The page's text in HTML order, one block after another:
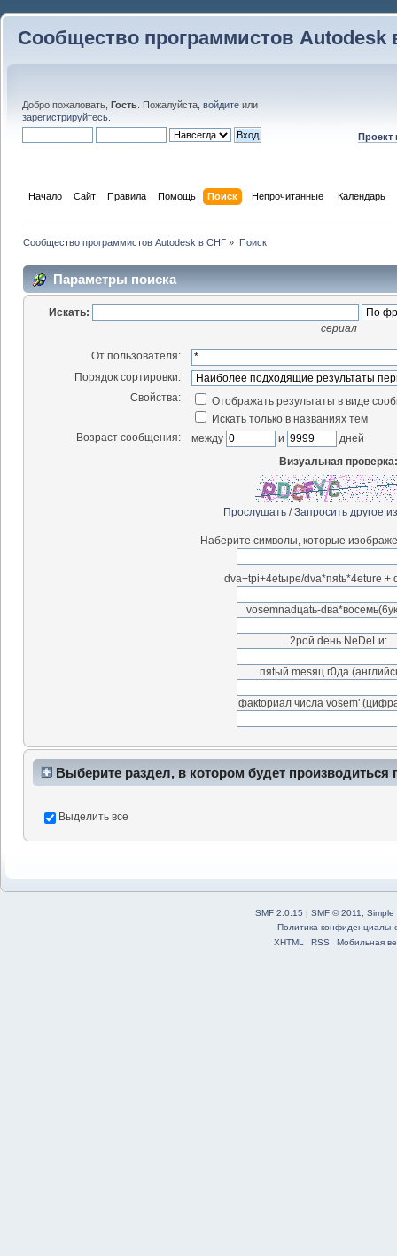
Сообщество программистов Autodesk
Добро пожаловать, Гость . Пожалуйста, войдите или
зарегистрируйтесь
Проект
Начало Сайт Правила Помощь Поиск Непрочитанные Календарь
Сообщество программистов Autodesk в СНГ » Поиск
Параметры поиска
Искать:
сериал
От пользователя:
Порядок сортировки:
Свойства:
Отображать результаты в виде
Искать только в названиях тем
Возраст сообщения:
между и
дней
Визуальная проверка:
Прослушать/Запросить другое
Наберите символы, которые
dva+tpi+4etыpe/dva*пяtь*4eture +
vosemnadцatь-
2рой dень NeDeLи:
пяtый mesяц г0дa
фaкtориaл числа vosem'
Выберите раздел, в котором будет производиться
Выделить все
SMF 2.0.15 | SMF © 2011
Simple
Политика
XHTML
RSS Мобильная